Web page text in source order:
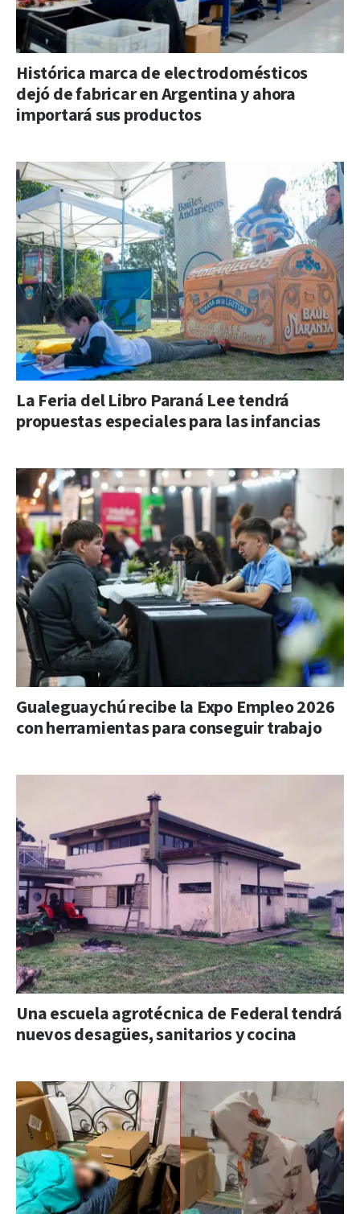
Histórica marca de electrodomésticos
dejó de fabricar en Argentina y ahora
importará sus productos
La Feria del Libro Paraná Lee tendrá
propuestas especiales para las infancias
Gualeguaychú recibe la Expo Empleo 2026
con herramientas para conseguir trabajo
Una escuela agrotécnica de Federal tendrá
nuevos desagües, sanitarios y cocina